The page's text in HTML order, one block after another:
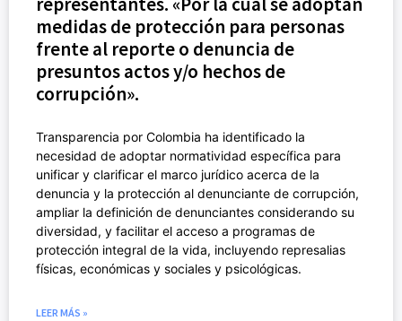
medidas de protección para personas
frente al reporte o denuncia de
presuntos actos y/o hechos de
corrupción».
Transparencia por Colombia ha identificado la
necesidad de adoptar normatividad específica para
unificar y clarificar el marco jurídico acerca de la
denuncia y la protección al denunciante de corrupción,
ampliar la definición de denunciantes considerando su
diversidad, y facilitar el acceso a programas de
protección integral de la vida, incluyendo represalias
físicas, económicas y sociales y psicológicas.
LEER MÁS »